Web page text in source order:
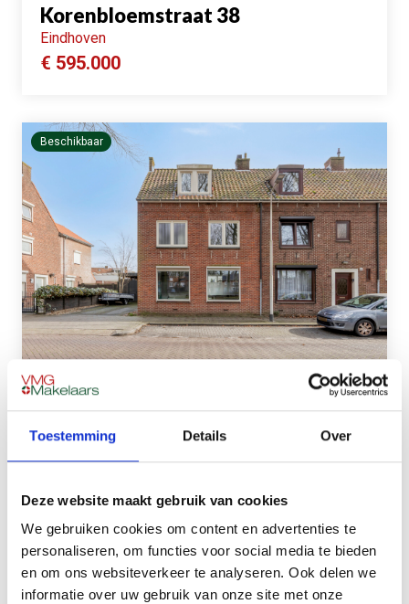
Toestemming Details Over
Deze website maakt gebruik van cookies
We gebruiken cookies om content en advertenties te
personaliseren, om functies voor social media te bieden
en om ons websiteverkeer te analyseren. Ook delen we
informatie over uw gebruik van onze site met onze
Korenbloemstraat 38
Eindhoven
€ 595.000
Beschikbaar
Reigerstraat 42
€ 495.000
Beschikbaar